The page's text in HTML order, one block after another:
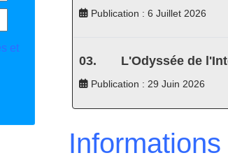
et
Publication : 6 Juillet 2026
L'Odyssée de
Publication : 29 Juin 2026